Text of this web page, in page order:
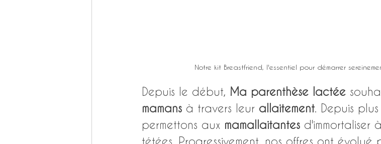
Notre kit Breastfriend, l'essentiel pour démarrer
Depuis le début, Ma parenthèse lactée
mamans à travers leur allaitement . Depuis
permettons aux mamallaitantes d'immortaliser
tétées. Progressivement, nos offres ont